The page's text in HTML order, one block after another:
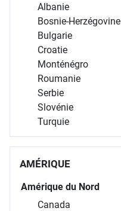
Albanie
Bosnie-Herzégovine
Bulgarie
Croatie
Monténégro
Roumanie
Serbie
Slovénie
Turquie
AMÉRIQUE
Amérique du Nord
Canada